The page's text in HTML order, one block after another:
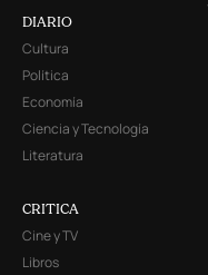
DIARIO
Cultura
Política
Economía
Ciencia y Tecnología
Literatura
CRITICA
Cine y TV
Libros